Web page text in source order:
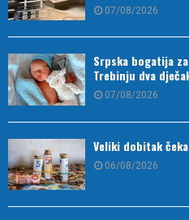
07/08/2026
Srpska bogatija
Trebinju dva
07/08/2026
Veliki dobitak
06/08/2026